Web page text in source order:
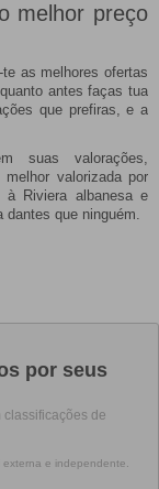
melhor preço
as melhores ofertas
antes faças tua
que prefiras, e a
suas valorações,
valorizada por
Riviera albanesa e
dantes que ninguém.
por seus
classificações de
e independente.